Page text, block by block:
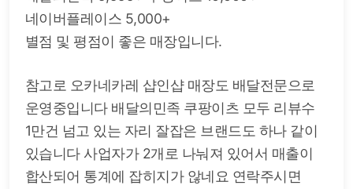
네이버플레이스 5,000+
별점 및 평점이 좋은 매장입니다.
참고로 오카네카레 샵인샵 매장도 배달전문으로
운영중입니다 배달의민족 쿠팡이츠 모두 리뷰수
1만건 넘고 있는 자리 잘잡은 브랜드도 하나 같이
있습니다 사업자가 2개로 나눠져 있어서 매출이
합산되어 통계에 잡히지가 않네요 연락주시면